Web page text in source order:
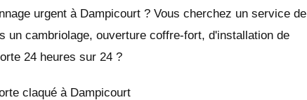
urgent à Dampicourt ? Vous cherchez un service de
un cambriolage, ouverture coffre-fort, d'installation de
24 heures sur 24 ?
claqué à Dampicourt